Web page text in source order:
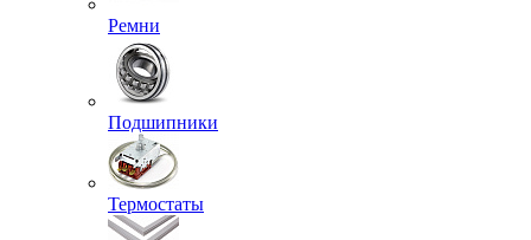
Ремни
Подшипники
Термостаты